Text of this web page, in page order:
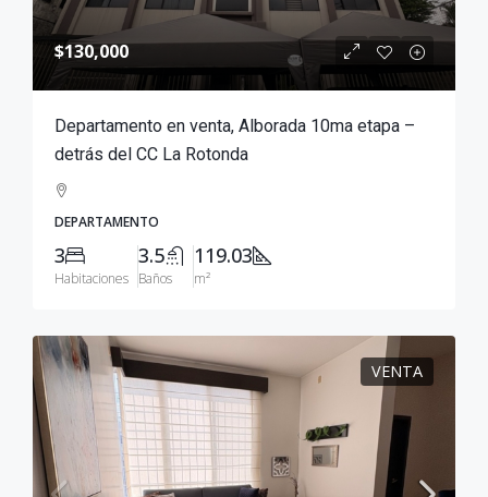
$130,000
Departamento en venta, Alborada 10ma etapa –
detrás del CC La Rotonda
DEPARTAMENTO
3
Habitaciones
3.5
Baños
119.03
m²
VENTA